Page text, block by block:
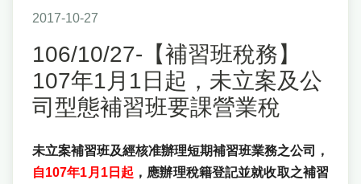
2017-10-27
106/10/27-【補習班稅務】
107年1月1日起，未立案及公
司型態補習班要課營業稅
未立案補習班及經核准辦理短期補習班業務之公司，
自107年1月1日起 ，應辦理稅籍登記並就收取之補習